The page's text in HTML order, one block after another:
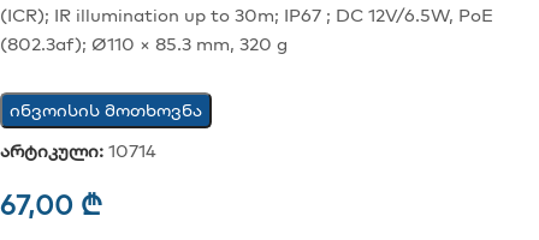
(ICR); IR illumination up to 30m; IP67 ; DC 12V/6.5W, PoE
(802.3af); Ø110 × 85.3 mm, 320 g
ინვოისის მოთხოვნა
არტიკული: 10714
67,00 ₾